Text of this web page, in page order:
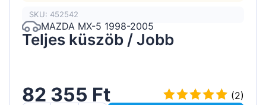
SKU: 452542
MAZDA MX-5 1998-2005
Teljes küszöb / Jobb
82 355 Ft
(2)